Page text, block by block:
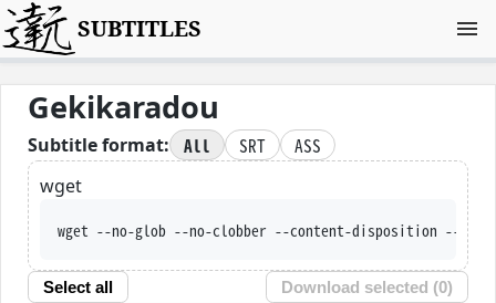
SUBTITLES
Gekikaradou
Subtitle format: All SRT
ASS
wget
wget --no-glob --no-clobber --
Select all Download selected (0)